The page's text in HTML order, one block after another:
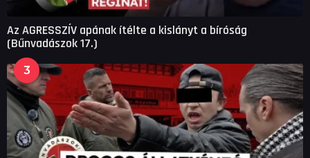
Az AGRESSZÍV apának ítélte a kislányt a bíróság
(Bűnvadászok 17.)
3